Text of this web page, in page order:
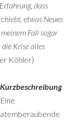
dass
etwas Neues
Fall sogar
die Krise alles
Köhler)
Kurzbeschreibung
Eine
atemberaubende